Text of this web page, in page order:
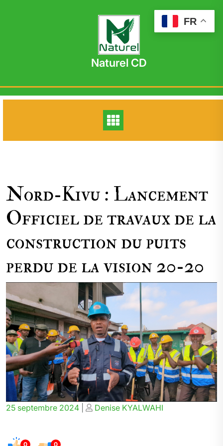
Naturel CD
Nord-Kivu : Lancement
Officiel de travaux de la
construction du puits
perdu de la vision 20-20
Posted
25 septembre 2024
Posted
Denise KYALWAHI
0 0
FR